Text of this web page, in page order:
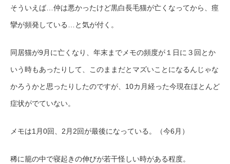
そういえば…仲は悪かったけど黒白長毛猫が亡くなってから、痙
攣が頻発している…と気が付く。
同居猫が9月に亡くなり、年末までメモの頻度が１日に３回とか
いう時もあったりして、このままだとマズいことになるんじゃな
かろうかと思ったりしたのですが、10カ月経った今現在ほとんど
症状がでていない。
メモは1月0回、2月2回が最後になっている。（今6月）
稀に籠の中で寝起きの伸びが若干怪しい時がある程度。